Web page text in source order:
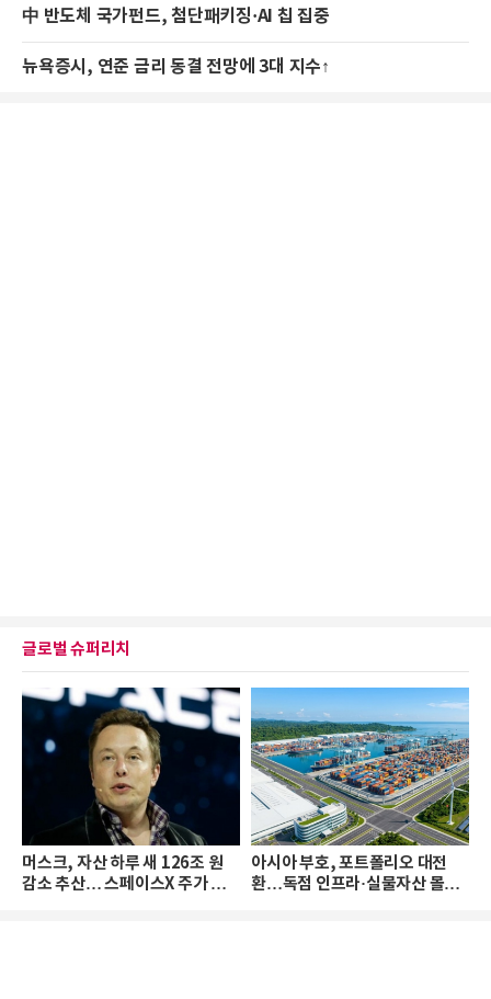
中 반도체 국가펀드, 첨단패키징·AI 칩 집중
뉴욕증시, 연준 금리 동결 전망에 3대 지수↑
글로벌 슈퍼리치
머스크, 자산 하루 새 126조 원
감소 추산… 스페이스X 주가 하
아시아 부호, 포트폴리오 대전
환…독점 인프라·실물자산 몰린